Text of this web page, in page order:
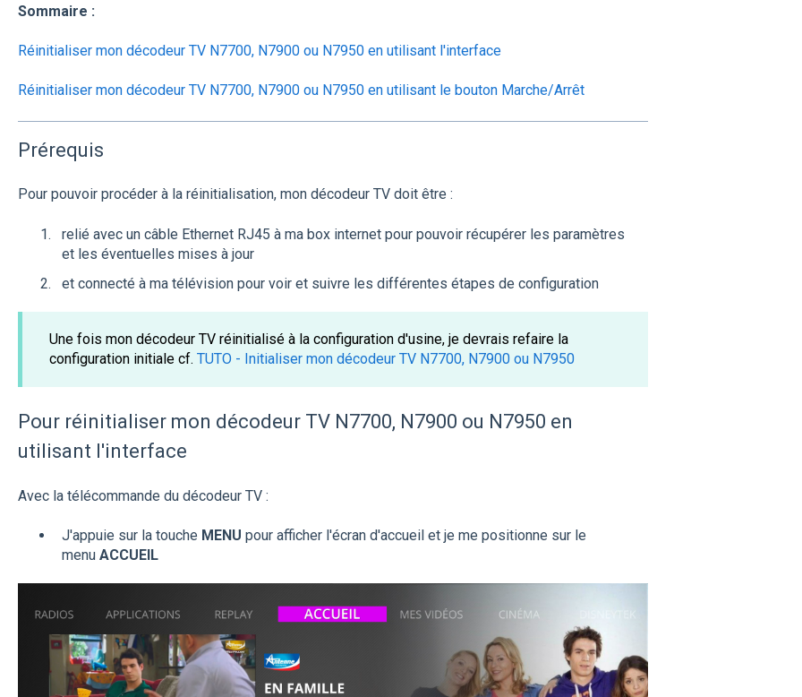
Sommaire :
Réinitialiser mon décodeur TV N7700, N7900 ou N7950 en utilisant l'interface
Réinitialiser mon décodeur TV N7700, N7900 ou N7950 en utilisant le bouton Marche/Arrêt
Prérequis
Pour pouvoir procéder à la réinitialisation, mon décodeur TV doit être :
relié avec un câble Ethernet RJ45 à ma box internet pour pouvoir récupérer les paramètres
et les éventuelles mises à jour
et connecté à ma télévision pour voir et suivre les différentes étapes de configuration
Une fois mon décodeur TV réinitialisé à la configuration d'usine, je devrais refaire la
configuration initiale cf. TUTO - Initialiser mon décodeur TV N7700, N7900 ou N7950
Pour réinitialiser mon décodeur TV N7700, N7900 ou N7950 en
utilisant l'interface
Avec la télécommande du décodeur TV :
J'appuie sur la touche MENU pour afficher l'écran d'accueil et je me positionne sur le
menu ACCUEIL